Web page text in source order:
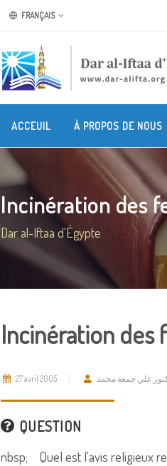
FRANÇAIS
ACCEUIL À PROPOS DE NOUS
Incinération des
Dar al-Iftaa d'Égypte
Incinération des
27 avril 2005 علي جمعة محمد
QUESTION
nbsp; Quel est l'avis religieux